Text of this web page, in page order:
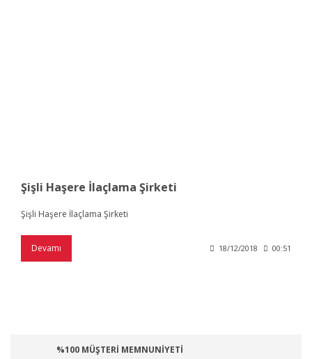
Şişli Haşere İlaçlama Şirketi
Şişli Haşere İlaçlama Şirketi
Devamı 18/12/2018 00:51
%100 MÜŞTERİ MEMNUNİYETİ